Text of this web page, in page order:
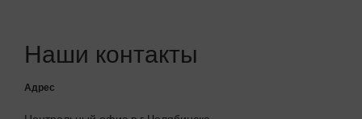
Наши контакты
Адрес